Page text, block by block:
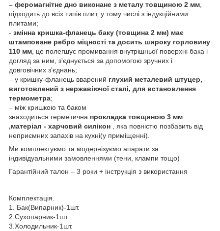
– феромагнітне дно виконане з металу товщиною 2 мм,
підходить до всіх типів плит, у тому числі з індукційними
плитами;
- змінна кришка-фланець баку (товщина 2 мм) має
штамповане ребро міцності та досить широку горловину
110 мм, це полегшує промивання внутрішньої поверхні бака і
догляд за ним, з'єднується за допомогою зручних і
довговічних з'єднань;
– у кришку-фланець вварений глухий металевий штуцер,
виготовлений з нержавіючої сталі, для встановлення
термометра;
– між кришкою та баком
знаходиться герметична прокладка товщиною 3 мм
,матеріал - харчовий силікон , яка повністю позбавить від
неприємних запахів на кухні(у приміщенні).
Ми комплектуємо та модернізуємо апарати за
індивідуальними замовленнями (тени, клампи тощо)
Гарантійний талон – 3 роки + інструкція з використання
Комплектація.
1. Бак(Випарник)-1шт.
2.Сухопарник-1шт.
3.Холодильник-1шт.